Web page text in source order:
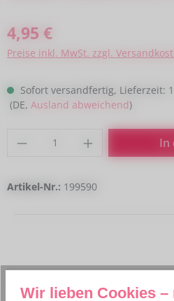
Regulärer Preis:
4,95 €
Preise inkl. MwSt. zzgl.
Sofort versandfertig, Lieferzeit:
(DE, Ausland abweichend)
Produkt Anzahl: GibIn
Artikel-Nr.: 199590
Beschreibung
Wir lieben Cookies